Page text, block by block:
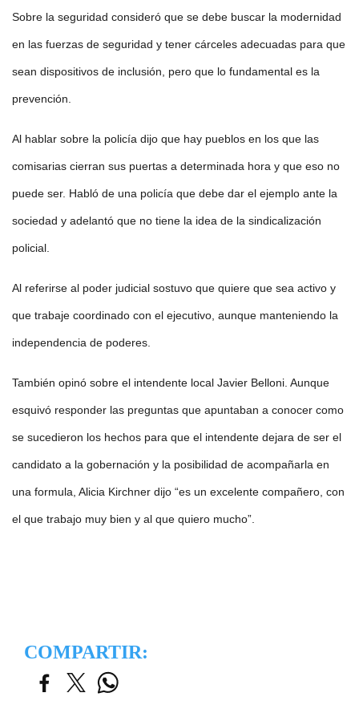
Sobre la seguridad consideró que se debe buscar la modernidad
en las fuerzas de seguridad y tener cárceles adecuadas para que
sean dispositivos de inclusión, pero que lo fundamental es la
prevención.
Al hablar sobre la policía dijo que hay pueblos en los que las
comisarias cierran sus puertas a determinada hora y que eso no
puede ser. Habló de una policía que debe dar el ejemplo ante la
sociedad y adelantó que no tiene la idea de la sindicalización
policial.
Al referirse al poder judicial sostuvo que quiere que sea activo y
que trabaje coordinado con el ejecutivo, aunque manteniendo la
independencia de poderes.
También opinó sobre el intendente local Javier Belloni. Aunque
esquivó responder las preguntas que apuntaban a conocer como
se sucedieron los hechos para que el intendente dejara de ser el
candidato a la gobernación y la posibilidad de acompañarla en
una formula, Alicia Kirchner dijo “es un excelente compañero, con
el que trabajo muy bien y al que quiero mucho”.
COMPARTIR: